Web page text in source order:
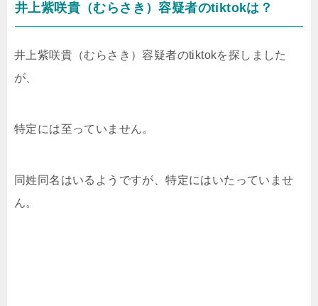
井上紫咲貴（むらさき）容疑者のtiktokは？
井上紫咲貴（むらさき）容疑者のtiktokを探しました
が、
特定には至っていません。
同姓同名はいるようですが、特定にはいたっていませ
ん。